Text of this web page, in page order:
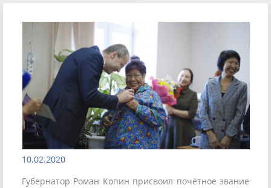
10.02.2020
Губернатор Роман Копин присвоил почётное звание